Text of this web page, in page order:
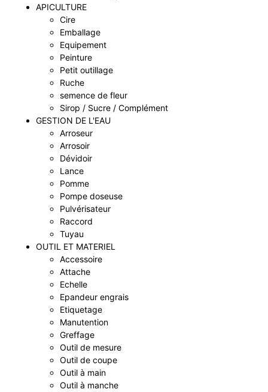
APICULTURE
Cire
Emballage
Equipement
Peinture
Petit outillage
Ruche
semence de fleur
Sirop / Sucre / Complément
GESTION DE L'EAU
Arroseur
Arrosoir
Dévidoir
Lance
Pomme
Pompe doseuse
Pulvérisateur
Raccord
Tuyau
OUTIL ET MATERIEL
Accessoire
Attache
Echelle
Epandeur engrais
Etiquetage
Manutention
Greffage
Outil de mesure
Outil de coupe
Outil à main
Outil à manche